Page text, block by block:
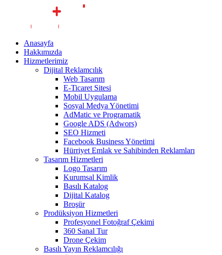
Anasayfa
Hakkımızda
Hizmetlerimiz
Dijital Reklamcılık
Web Tasarım
E-Ticaret Sitesi
Mobil Uygulama
Sosyal Medya Yönetimi
AdMatic ve Programatik
Google ADS (Adwors)
SEO Hizmeti
Facebook Business Yönetimi
Hürriyet Emlak ve Sahibinden Reklamları
Tasarım Hizmetleri
Logo Tasarım
Kurumsal Kimlik
Basılı Katalog
Dijital Katalog
Broşür
Prodüksiyon Hizmetleri
Profesyonel Fotoğraf Çekimi
360 Sanal Tur
Drone Çekim
Basılı Yayın Reklamcılığı